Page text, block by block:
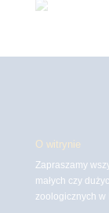
O witrynie
Zapraszamy
małych czy
zoologicznych